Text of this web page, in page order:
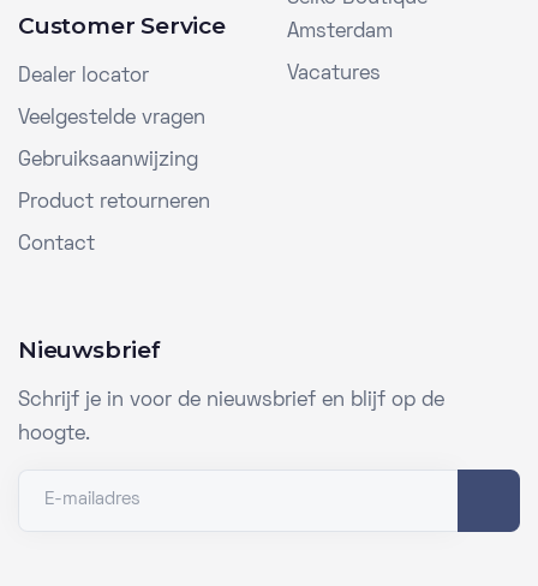
Customer Service
Dealer locator
Veelgestelde vragen
Gebruiksaanwijzing
Product retourneren
Contact
Amsterdam
Vacatures
Nieuwsbrief
Schrijf je in voor de nieuwsbrief en blijf op de
hoogte.
E-mailadres